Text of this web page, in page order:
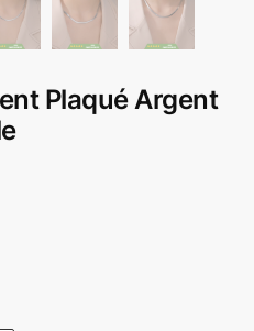
Plaqué Argent